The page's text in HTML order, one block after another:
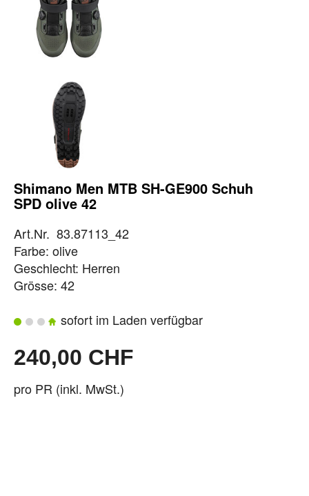
Shimano Men MTB SH-GE900 Schuh
SPD olive 42
Art.Nr. 83.87113_42
Farbe: olive
Geschlecht: Herren
Grösse: 42
sofort im Laden verfügbar
240,00 CHF
pro PR (inkl. MwSt.)